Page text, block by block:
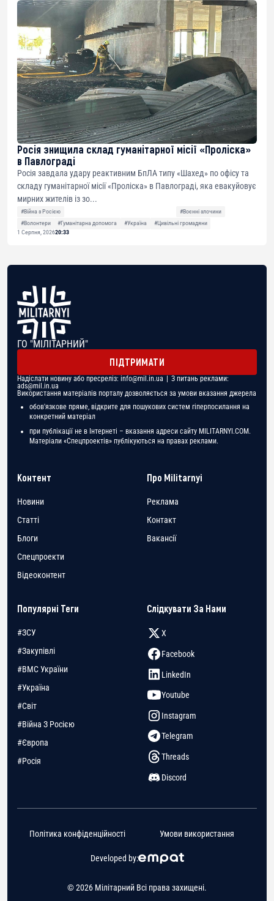
Росія знищила склад гуманітарної місії «Проліска»
в Павлограді
Росія завдала удару реактивним БпЛА типу «Шахед» по офісу та
складу гуманітарної місії «Проліска» в Павлограді, яка евакуйовує
мирних жителів із зо...
#Війна з Росією
#Воєнні злочини
#Волонтери
#Гуманітарна допомога #Україна
#Цивільні громадяни
1 Серпня, 202620:33
ГО "МІЛІТАРНИЙ"
ПІДТРИМАТИ
Надіслати новину або пресреліз: info@mil.in.ua | З питань реклами:
ads@mil.in.ua
Використання матеріалів порталу дозволяється за умови вказання джерела
обов'язкове пряме, відкрите для пошукових систем гіперпосилання на
конкретний матеріал
при публікації не в Інтернеті – вказання адреси сайту MILITARNYI.COM.
Матеріали «Спецпроектів» публікуються на правах реклами.
Контент
Новини
Статті
Блоги
Спецпроекти
Відеоконтент
Про Militarnyi
Реклама
Контакт
Вакансії
Популярні Теги
#ЗСУ
#Закупівлі
#ВМС України
#Україна
#Світ
#Війна З Росією
#Європа
#Росія
Слідкувати За Нами
X
Facebook
LinkedIn
Youtube
Instagram
Telegram
Threads
Discord
© 2026 Мілітарний Всі права захищені.
Developed by:
Політика конфіденційності Умови використання